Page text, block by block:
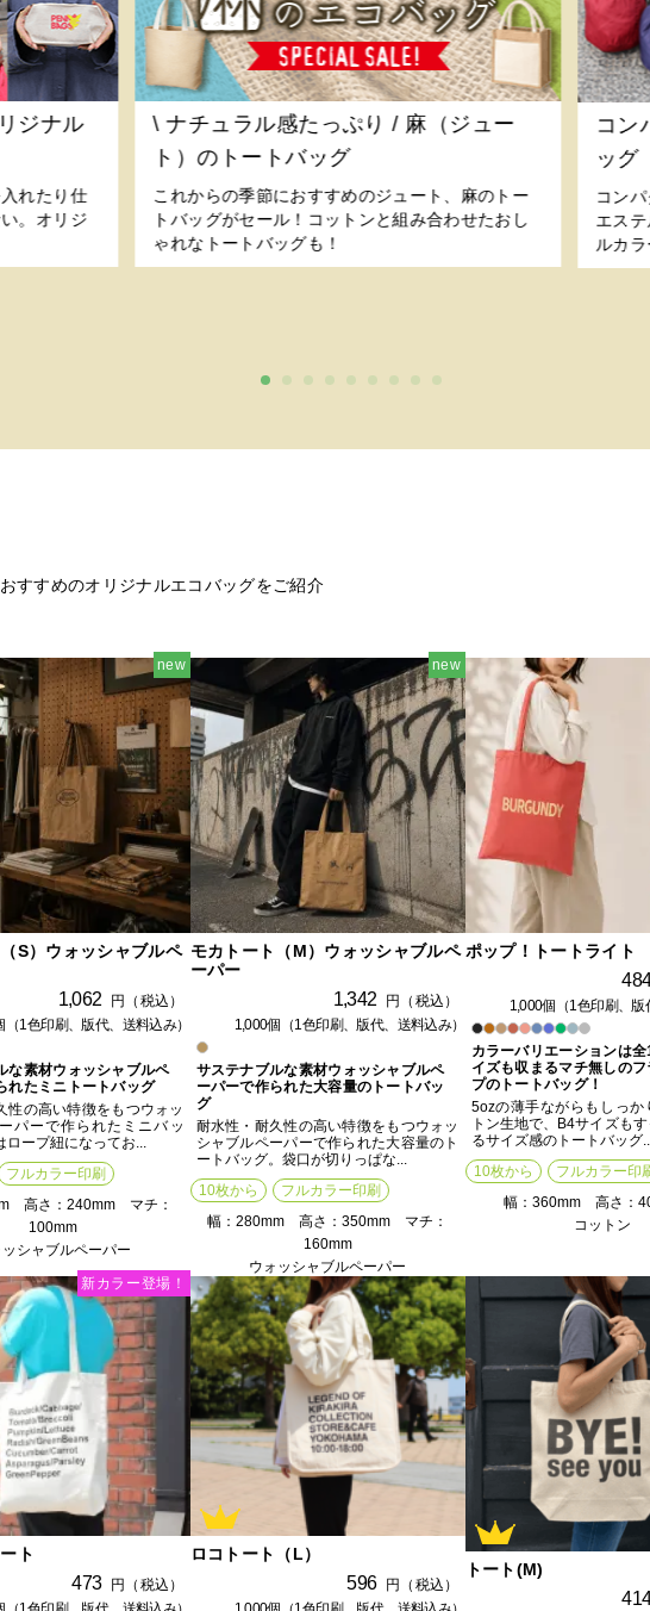
ジナル
れたり仕
。オリジ
\ ナチュラル感たっぷり / 麻（ジュー
ト）のトートバッグ
これからの季節におすすめのジュート、麻のトー
トバッグがセール！コットンと組み合わせたおし
ゃれなトートバッグも！
コン
ッグ
コン
エス
ルカ
すすめのオリジナルエコバッグをご紹介
new
S）ウォッシャブルペ
1,062
円（税込）
（1色印刷、版代、送料込み）
な素材ウォッシャブルペ
れたミニトートバッグ
性の高い特徴をもつウォッ
パーで作られたミニバッ
ロープ紐になってお...
フルカラー印刷
高さ：240mm マチ：
100mm
ッシャブルペーパー
new
モカトート（M）ウォッシャブルペ
ーパー
1,342
円（税込）
1,000個（1色印刷、版代、送料込み）
サステナブルな素材ウォッシャブルペ
ーパーで作られた大容量のトートバッ
グ
耐水性・耐久性の高い特徴をもつウォッ
シャブルペーパーで作られた大容量のト
ートバッグ。袋口が切りっぱな...
10枚から
フルカラー印刷
幅：280mm 高さ：350mm マチ：
160mm
ウォッシャブルペーパー
ポップ！トートライト
1,000個（1色印刷、版
カラーバリエーションは
イズも収まるマチ無しのフ
プのトートバッグ！
5ozの薄手ながらもしっか
トン生地で、B4サイズも
るサイズ感のトートバッグ
10枚から
フルカラー印
幅：360mm 高さ：
コットン
新カラー登場！
ト
473
円（税込）
ロコトート（L）
596
円（税込）
トート(M)